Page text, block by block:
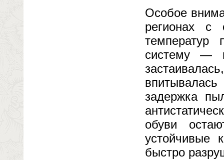
Особое
регионах с
температур
систему —
задержка
обуви
устойчивые
быстро